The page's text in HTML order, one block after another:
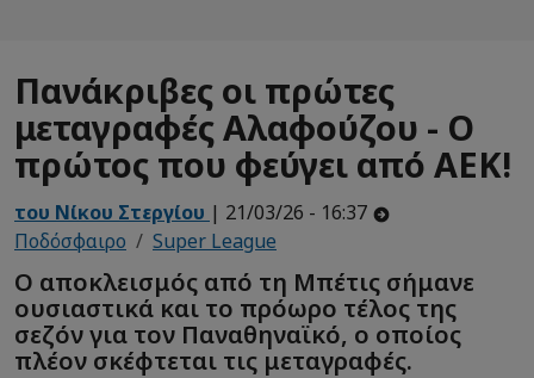
Πανάκριβες οι πρώτες
μεταγραφές Αλαφούζου - Ο
πρώτος που φεύγει από ΑΕΚ!
του Νίκου Στεργίου | 21/03/26 - 16:37
Ποδόσφαιρο
Super League
Ο αποκλεισμός από τη Μπέτις σήμανε
ουσιαστικά και το πρόωρο τέλος της
σεζόν για τον Παναθηναϊκό, ο οποίος
πλέον σκέφτεται τις μεταγραφές.